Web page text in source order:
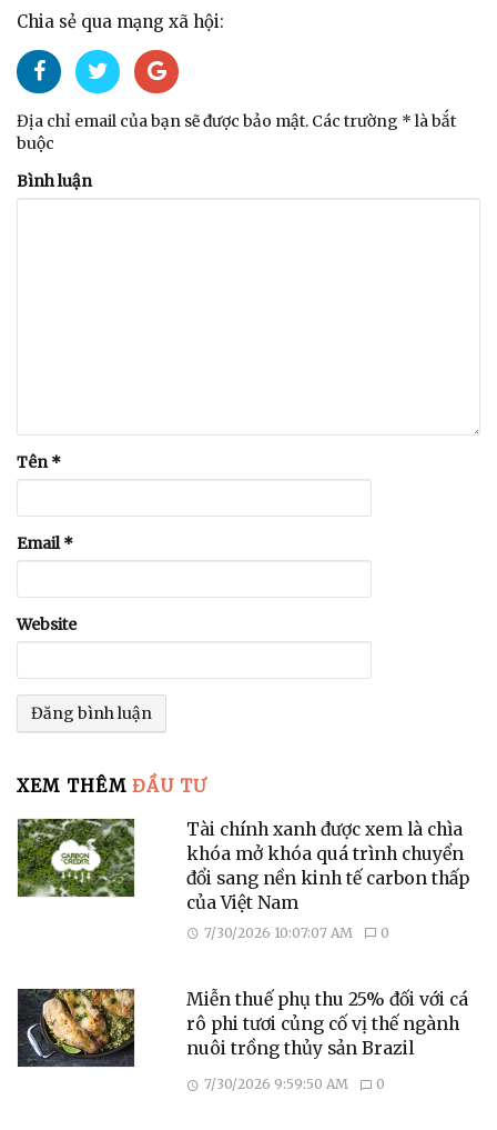
Chia sẻ qua mạng xã hội:
Địa chỉ email của bạn sẽ được bảo mật. Các trường * là bắt
buộc
Bình luận
Tên*
Email*
Website
XEM THÊMĐẦU TƯ
Tài chính xanh được xem là chìa
khóa mở khóa quá trình chuyển
đổi sang nền kinh tế carbon thấp
của Việt Nam
7/30/2026 10:07:07 AM 0
Miễn thuế phụ thu 25% đối với cá
rô phi tươi củng cố vị thế ngành
nuôi trồng thủy sản Brazil
7/30/2026 9:59:50 AM 0